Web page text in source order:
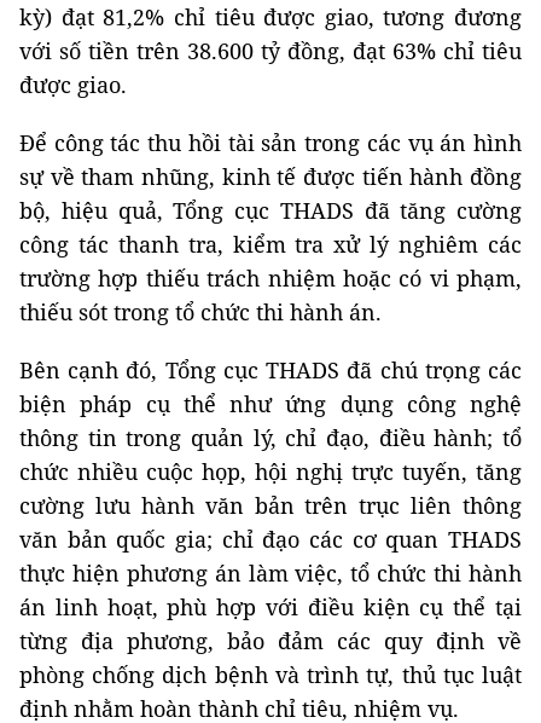
kỳ) đạt 81,2% chỉ tiêu được giao, tương đương
với số tiền trên 38.600 tỷ đồng, đạt 63% chỉ tiêu
được giao.
Để công tác thu hồi tài sản trong các vụ án hình
sự về tham nhũng, kinh tế được tiến hành đồng
bộ, hiệu quả, Tổng cục THADS đã tăng cường
công tác thanh tra, kiểm tra xử lý nghiêm các
trường hợp thiếu trách nhiệm hoặc có vi phạm,
thiếu sót trong tổ chức thi hành án.
Bên cạnh đó, Tổng cục THADS đã chú trọng các
biện pháp cụ thể như ứng dụng công nghệ
thông tin trong quản lý, chỉ đạo, điều hành; tổ
chức nhiều cuộc họp, hội nghị trực tuyến, tăng
cường lưu hành văn bản trên trục liên thông
văn bản quốc gia; chỉ đạo các cơ quan THADS
thực hiện phương án làm việc, tổ chức thi hành
án linh hoạt, phù hợp với điều kiện cụ thể tại
từng địa phương, bảo đảm các quy định về
phòng chống dịch bệnh và trình tự, thủ tục luật
định nhằm hoàn thành chỉ tiêu, nhiệm vụ.